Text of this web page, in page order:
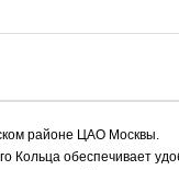
районе ЦАО Москвы.
Кольца обеспечивает